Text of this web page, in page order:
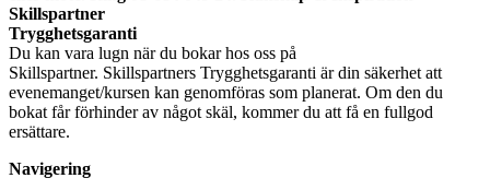
Trygghetsgaranti
Du kan vara lugn när du bokar hos oss på
Skillspartner. Skillspartners Trygghetsgaranti är din säkerhet att
evenemanget/kursen kan genomföras som planerat. Om den du
bokat får förhinder av något skäl, kommer du att få en fullgod
ersättare.
Navigering